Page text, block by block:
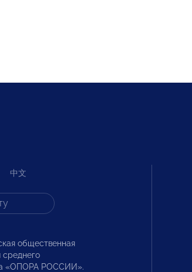
中文
общественная
среднего
«ОПОРА РОССИИ».